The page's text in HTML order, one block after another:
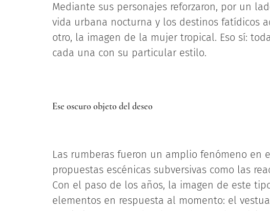
Mediante sus personajes reforzaron, por un
vida urbana nocturna y los destinos fatídicos
otro, la imagen de la mujer tropical. Eso sí:
cada una con su particular estilo.
Ese oscuro objeto del deseo
Las rumberas fueron un amplio fenómeno en
propuestas escénicas subversivas como las
Con el paso de los años, la imagen de este
elementos en respuesta al momento: el